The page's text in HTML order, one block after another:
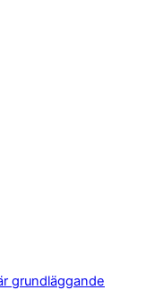
grundläggande